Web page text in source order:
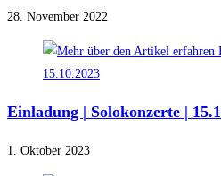
28. November 2022
Einladung | Solokonzerte |
1. Oktober 2023